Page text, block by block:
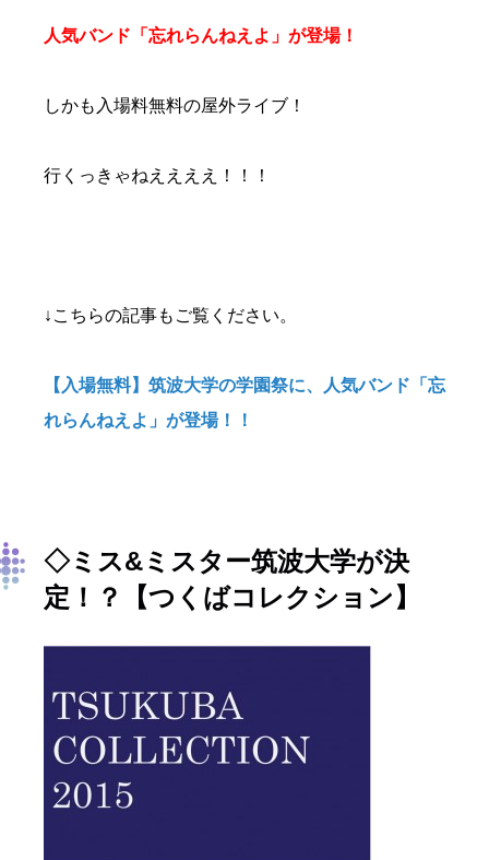
人気バンド「忘れらんねえよ」が登場！
しかも入場料無料の屋外ライブ！
行くっきゃねええええ！！！
↓こちらの記事もご覧ください。
【入場無料】筑波大学の学園祭に、人気バンド「忘
れらんねえよ」が登場！！
◇ミス&ミスター筑波大学が決
定！？【つくばコレクション】